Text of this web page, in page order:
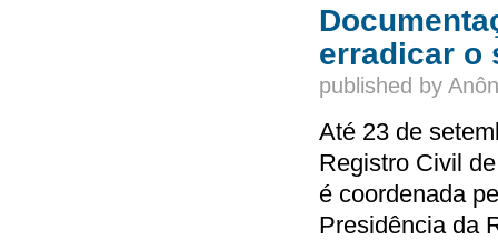
erradicar o
published by
Até 23 de
Registro Civil
é coordenada
Presidência da